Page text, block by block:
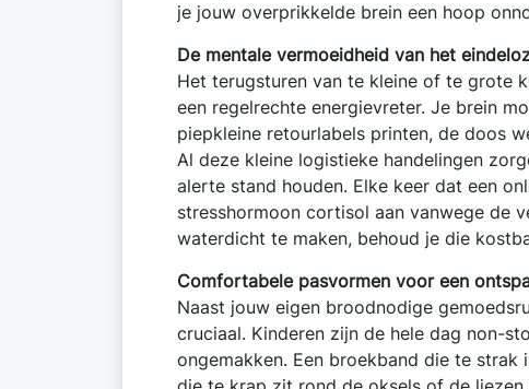
je jouw overprikkelde brein een hoop
De mentale vermoeidheid van het
Het terugsturen van te kleine of te grote
een regelrechte energievreter. Je brein
piepkleine retourlabels printen, de doos
Al deze kleine logistieke handelingen
alerte stand houden. Elke keer dat een
stresshormoon cortisol aan vanwege de
waterdicht te maken, behoud je die
Comfortabele pasvormen voor een
Naast jouw eigen broodnodige
cruciaal. Kinderen zijn de hele dag non-
ongemakken. Een broekband die te